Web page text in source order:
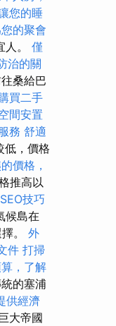
您的睡
的聚會
。 僅
治的關
桑給巴
買二手
間安置
務 舒適
低，價格
價格，
推高以
技巧
候島在
。 外
件 打掃
，了解
的塞浦
供經濟
大帝國